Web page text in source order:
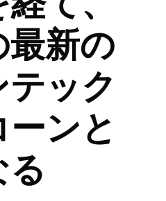
新の
ック
ンと